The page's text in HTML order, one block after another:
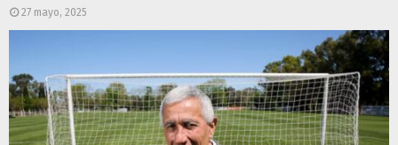
27 mayo, 2025